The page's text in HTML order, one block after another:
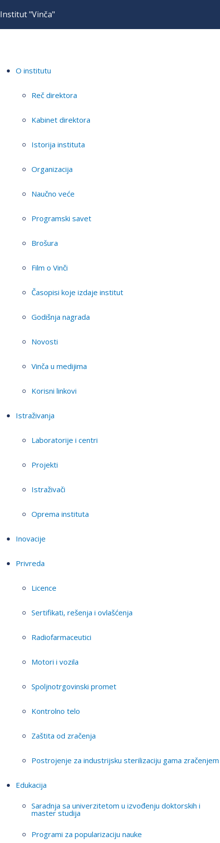
Institut "Vinča"
O institutu
Reč direktora
Kabinet direktora
Istorija instituta
Organizacija
Naučno veće
Programski savet
Brošura
Film o Vinči
Časopisi koje izdaje institut
Godišnja nagrada
Novosti
Vinča u medijima
Korisni linkovi
Istraživanja
Laboratorije i centri
Projekti
Istraživači
Oprema instituta
Inovacije
Privreda
Licence
Sertifikati, rešenja i ovlašćenja
Radiofarmaceutici
Motori i vozila
Spoljnotrgovinski promet
Kontrolno telo
Zaštita od zračenja
Postrojenje za industrijsku sterilizaciju gama zračenjem
Edukacija
Saradnja sa univerzitetom u izvođenju doktorskih i
master studija
Programi za popularizaciju nauke